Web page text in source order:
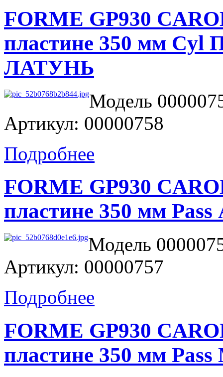
FORME GP930
пластине 350 мм
ЛАТУНЬ
Модель
Артикул: 00000758
Подробнее
FORME GP930
пластине 350 мм
Модель
Артикул: 00000757
Подробнее
FORME GP930
пластине 350 мм